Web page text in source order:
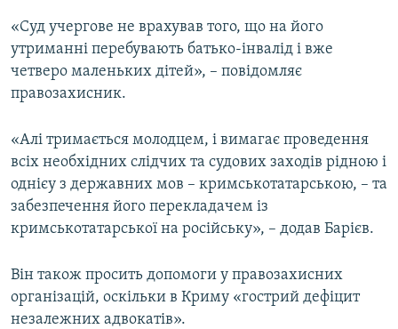
ІНФОГРАФІКА
ДОЛУЧАЙСЯ!
«Суд учергове не врахував того, що на його
утриманні перебувають батько-інвалід і вже
четверо маленьких дітей», – повідомляє
правозахисник.
«Алі тримається молодцем, і вимагає проведення
всіх необхідних слідчих та судових заходів рідною і
однієу з державних мов – кримськотатарською, – та
забезпечення його перекладачем із
кримськотатарської на російську», – додав Барієв.
Він також просить допомоги у правозахисних
організацій, оскільки в Криму «гострий дефіцит
незалежних адвокатів».